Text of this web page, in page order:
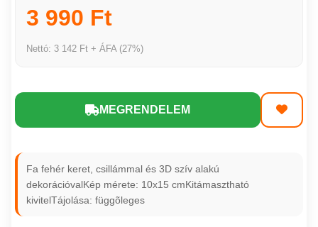
3 990 Ft
Nettó: 3 142 Ft + ÁFA (27%)
MEGRENDELEM
Fa fehér keret, csillámmal és 3D szív alakú
dekorációvalKép mérete: 10x15 cmKitámasztható
kivitelTájolása: függõleges